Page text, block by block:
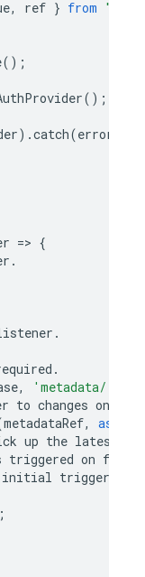
, ref } from
();
();
) .catch(error
=> {
.
.
.
, 'metadata/'
to changes on
metadataRef, async
up the latest
triggered on first
initial trigger